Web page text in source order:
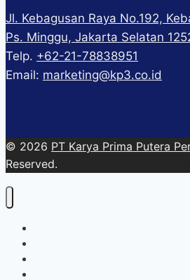
Jl. Kebagusan Raya No.192,
Ps. Minggu, Jakarta Selatan
Telp. +62-21-78838951
Email: marketing@kp3.co.id
© 2026 PT Karya Prima Putera
Reserved.